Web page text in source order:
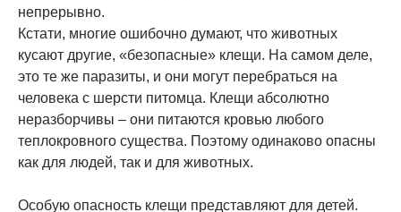
непрерывно.
Кстати, многие ошибочно думают, что животных
кусают другие, «безопасные» клещи. На самом деле,
это те же паразиты, и они могут перебраться на
человека с шерсти питомца. Клещи абсолютно
неразборчивы – они питаются кровью любого
теплокровного существа. Поэтому одинаково опасны
как для людей, так и для животных.
Особую опасность клещи представляют для детей.